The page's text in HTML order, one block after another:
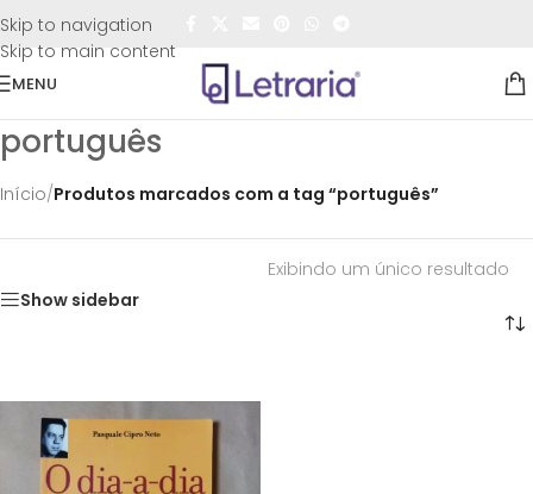
Skip to navigation
Skip to main content
FRETE GRÁTIS
MENU
português
Início/Produtos marcados com a tag “português”
Show sidebar
Exibindo um único resultado